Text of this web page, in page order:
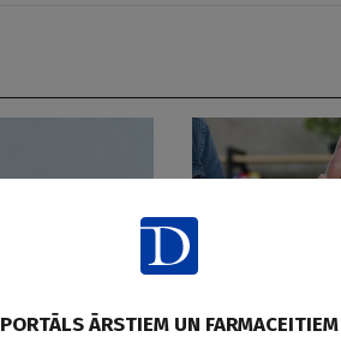
PORTĀLS ĀRSTIEM UN FARMACEITIEM